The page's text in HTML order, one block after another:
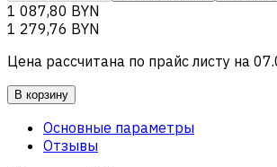
1 087,80 BYN
1 279,76 BYN
Цена рассчитана по прайс листу на
В корзину
Основные параметры
Отзывы